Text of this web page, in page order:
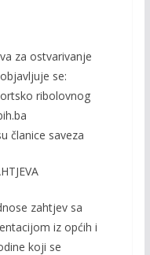
za ostvarivanje
se:
ribolovnog
članice saveza
zahtjev sa
iz općih i
koji se